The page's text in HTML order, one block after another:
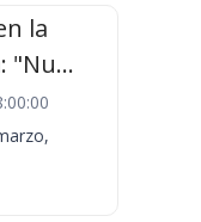
la
"Nu...